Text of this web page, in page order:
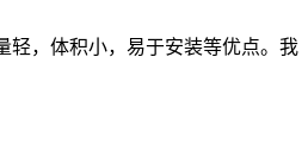
轻，体积小，易于安装等优点。我